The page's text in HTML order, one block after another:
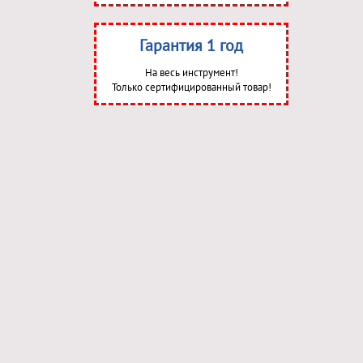
Гарантия 1 год
На весь инструмент!
Только сертифицированный товар!